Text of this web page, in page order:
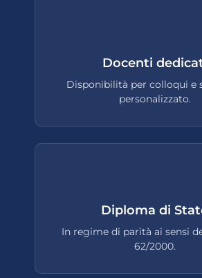
Docenti
Disponibilità per colloqui e
personalizzato.
Diploma di
In regime di parità ai sensi
62/2000.